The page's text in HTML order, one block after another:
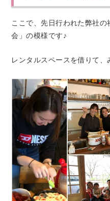
ここで、先日行われた弊社
会」の模様です♪
レンタルスペースを借りて、